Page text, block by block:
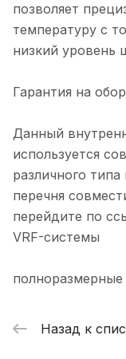
позволяет
температуру с
низкий уровень
Гарантия на
Данный
используется
различного
перечня
перейдите по
VRF-системы
Назад к